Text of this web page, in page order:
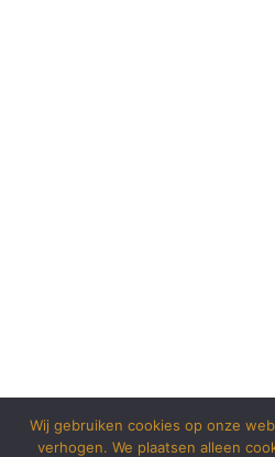
Wij gebruiken cookies op onze
verhogen. We plaatsen alleen